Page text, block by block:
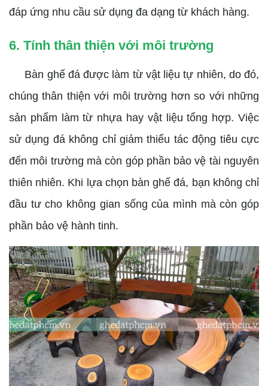
đáp ứng nhu cầu sử dụng đa dạng từ khách hàng.
6. Tính thân thiện với môi trường
Bàn ghế đá được làm từ vật liệu tự nhiên, do đó,
chúng thân thiện với môi trường hơn so với những
sản phẩm làm từ nhựa hay vật liệu tổng hợp. Việc
sử dụng đá không chỉ giảm thiểu tác động tiêu cực
đến môi trường mà còn góp phần bảo vệ tài nguyên
thiên nhiên. Khi lựa chọn bàn ghế đá, bạn không chỉ
đầu tư cho không gian sống của mình mà còn góp
phần bảo vệ hành tinh.